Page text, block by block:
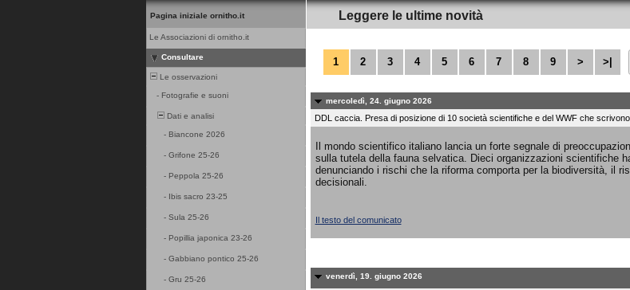
Pagina iniziale ornitho.it
Le Associazioni di ornitho.it
Consultare
Le osservazioni
- Fotografie e suoni
Dati e analisi
- Biancone 2026
- Grifone 25-26
- Peppola 25-26
- Ibis sacro 23-25
- Sula 25-26
- Popillia japonica 23-26
- Gabbiano pontico 25-26
- Gru 25-26
Leggere le ultime novità
1 2 3 4 5 6 7 8 9 > >|
mercoledì, 24. giugno 2026
DDL caccia. Presa di posizione di 10 società scientifiche e del WWF che
Il mondo scientifico italiano lancia un forte segnale di
sulla tutela della fauna selvatica. Dieci organizzazioni scientifiche
denunciando i rischi che la riforma comporta per la biodiversità, il
decisionali.
Il testo del comunicato
venerdì, 19. giugno 2026